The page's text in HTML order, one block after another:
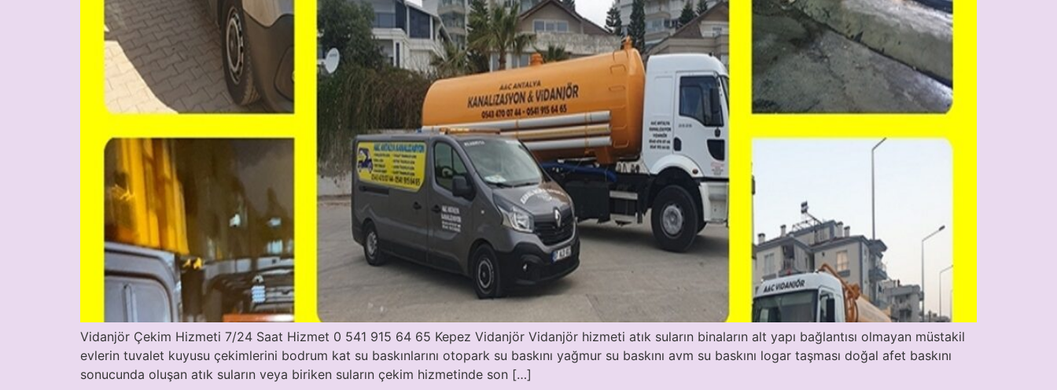
Vidanjör Çekim Hizmeti 7/24 Saat Hizmet 0 541 915 64 65 Kepez Vidanjör Vidanjör hizmeti atık suların binaların alt yapı bağlantısı olmayan müstakil
evlerin tuvalet kuyusu çekimlerini bodrum kat su baskınlarını otopark su baskını yağmur su baskını avm su baskını logar taşması doğal afet baskını
sonucunda oluşan atık suların veya biriken suların çekim hizmetinde son […]